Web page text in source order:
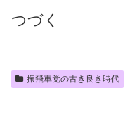
つづく
振飛車党の古き良き時代